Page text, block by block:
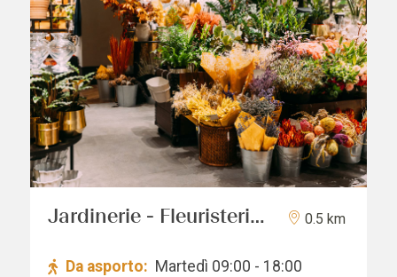
Jardinerie - Fleuristerie
0.5 km
Da asporto: Martedì 09:00 - 18:00